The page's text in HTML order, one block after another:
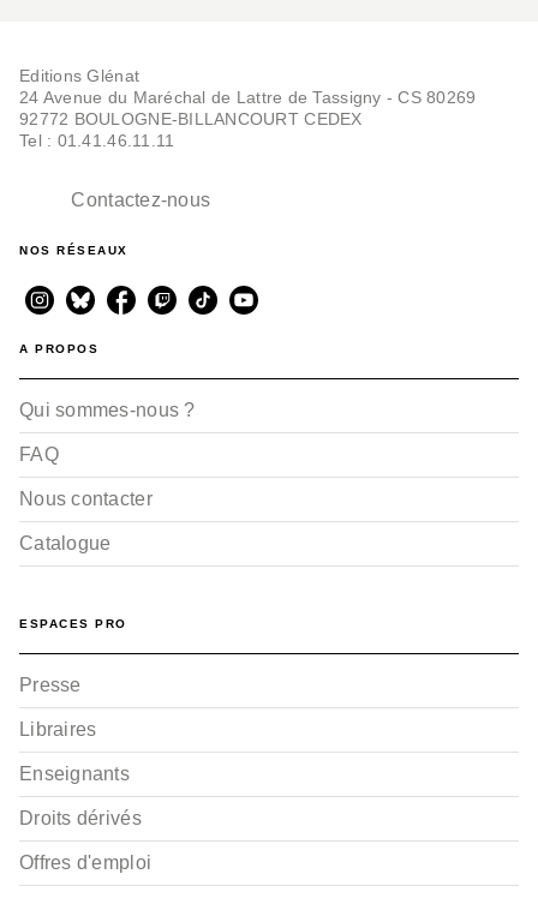
Editions Glénat
24 Avenue du Maréchal de Lattre de Tassigny - CS 80269
92772 BOULOGNE-BILLANCOURT CEDEX
Tel : 01.41.46.11.11
Contactez-nous
NOS RÉSEAUX
A PROPOS
Qui sommes-nous ?
FAQ
Nous contacter
Catalogue
ESPACES PRO
Presse
Libraires
Enseignants
Droits dérivés
Offres d'emploi